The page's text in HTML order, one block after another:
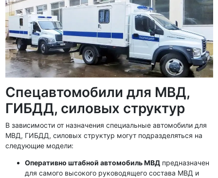
Спецавтомобили для МВД,
ГИБДД, силовых структур
В зависимости от назначения специальные автомобили для
МВД, ГИБДД, силовых структур могут подразделяться на
следующие модели:
Оперативно штабной автомобиль МВДпредназначен
для самого высокого руководящего состава МВД и